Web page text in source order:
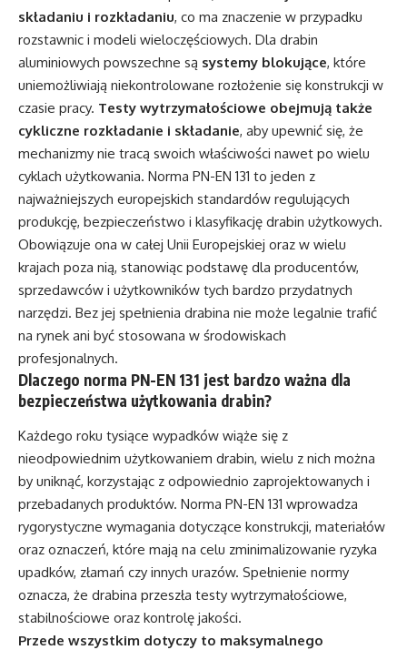
składaniu i rozkładaniu, co ma znaczenie w przypadku
rozstawnic i modeli wieloczęściowych. Dla drabin
aluminiowych powszechne są systemy blokujące, które
uniemożliwiają niekontrolowane rozłożenie się konstrukcji w
czasie pracy. Testy wytrzymałościowe obejmują także
cykliczne rozkładanie i składanie, aby upewnić się, że
mechanizmy nie tracą swoich właściwości nawet po wielu
cyklach użytkowania. Norma PN-EN 131 to jeden z
najważniejszych europejskich standardów regulujących
produkcję, bezpieczeństwo i klasyfikację drabin użytkowych.
Obowiązuje ona w całej Unii Europejskiej oraz w wielu
krajach poza nią, stanowiąc podstawę dla producentów,
sprzedawców i użytkowników tych bardzo przydatnych
narzędzi. Bez jej spełnienia drabina nie może legalnie trafić
na rynek ani być stosowana w środowiskach
profesjonalnych.
Dlaczego norma PN-EN 131 jest bardzo ważna dla
bezpieczeństwa użytkowania drabin?
Każdego roku tysiące wypadków wiąże się z
nieodpowiednim użytkowaniem drabin, wielu z nich można
by uniknąć, korzystając z odpowiednio zaprojektowanych i
przebadanych produktów. Norma PN-EN 131 wprowadza
rygorystyczne wymagania dotyczące konstrukcji, materiałów
oraz oznaczeń, które mają na celu zminimalizowanie ryzyka
upadków, złamań czy innych urazów. Spełnienie normy
oznacza, że drabina przeszła testy wytrzymałościowe,
stabilnościowe oraz kontrolę jakości.
Przede wszystkim dotyczy to maksymalnego